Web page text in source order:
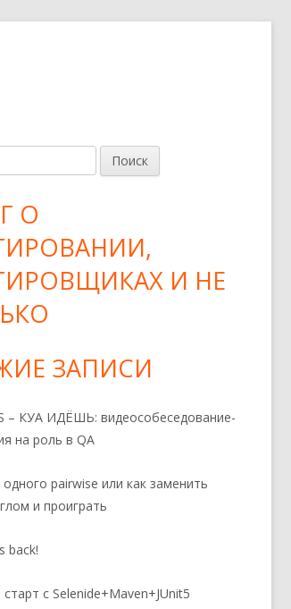
О
И НЕ
ЗАПИСИ
– КУА ИДЁШЬ: видеособеседование-
на роль в QA
pairwise или как заменить
и проиграть
back!
с Selenide+Maven+JUnit5